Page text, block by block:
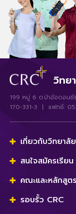
วิทย
199 หมู่ 6 ต.ป่าอ้อดอน
170-331-3 | แฟกซ์:
เกี่ยวกับวิทยาลัย
สนใจสมัครเรียน
คณะและหลักสูตร
รอบรั้ว CRC